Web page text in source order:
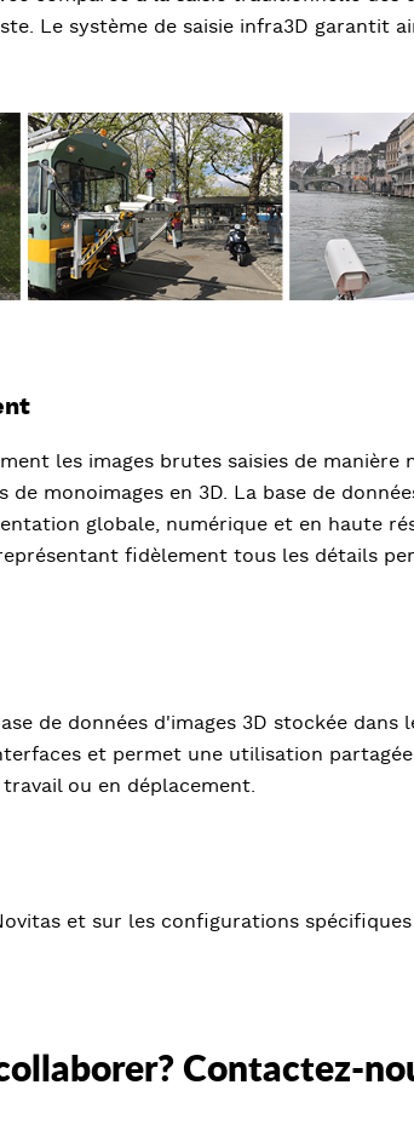
Le système de saisie infra3D garantit
les images brutes saisies de manière
monoimages en 3D. La base de
globale, numérique et en haute
fidèlement tous les détails
de données d'images 3D stockée dans
et permet une utilisation
ou en déplacement.
et sur les configurations
Contactez-